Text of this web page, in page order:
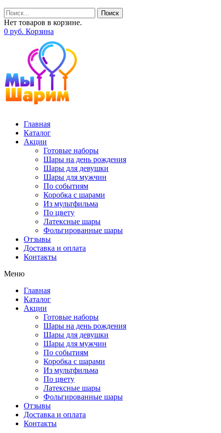
Поиск
Нет товаров в корзине.
0 руб. Корзина
Главная
Каталог
Акции
Готовые наборы
Шары на день рождения
Шары для девушки
Шары для мужчин
По событиям
Коробка с шарами
Из мультфильма
По цвету
Латексные шары
Фольгированные шары
Отзывы
Доставка и оплата
Контакты
Меню
Главная
Каталог
Акции
Готовые наборы
Шары на день рождения
Шары для девушки
Шары для мужчин
По событиям
Коробка с шарами
Из мультфильма
По цвету
Латексные шары
Фольгированные шары
Отзывы
Доставка и оплата
Контакты